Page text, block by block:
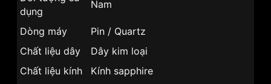
dụng
Nam
Dòng máy
Pin / Quartz
Chất liệu dây
Dây kim loại
Chất liệu kính
Kính sapphire